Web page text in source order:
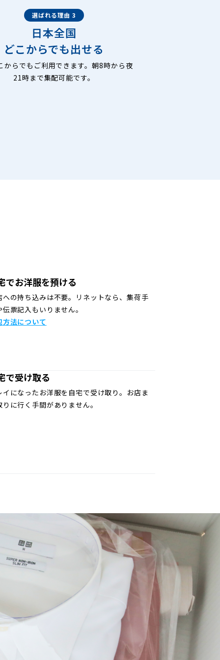
選ばれる理由 3
日本全国
どこからでも出せる
からでもご利用できます。朝8時から夜
21時まで集配可能です。
でお洋服を預ける
への持ち込みは不要。リネットなら、集荷手
伝票記入もいりません。
方法について
で受け取る
イになったお洋服を自宅で受け取り。お店ま
りに行く手間がありません。